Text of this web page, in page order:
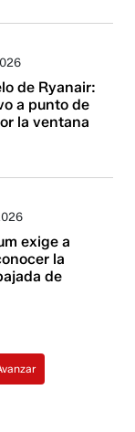
de Ryanair:
a punto de
la ventana
exige a
la
de